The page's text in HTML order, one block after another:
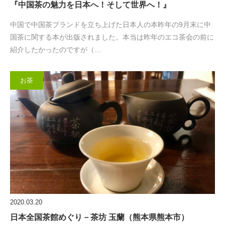
『中国茶の魅力を日本へ！そして世界へ！』
中国で中国茶ブランドを立ち上げた日本人の本昨年の9月末に中
国茶に関する本が出版されました。本当は昨年のエコ茶会の前に
紹介したかったのですが（…
お茶
2020.03.20
日本全国茶館めぐり－茶坊 玉蘭（熊本県熊本市）